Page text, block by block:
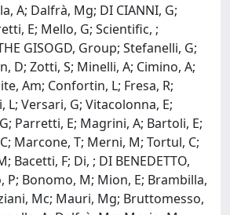
A; Dalfrà, Mg; DI CIANNI, G;
E; Mello, G; Scientific, ;
GISOGD, Group; Stefanelli, G;
D; Zotti, S; Minelli, A; Cimino, A;
Am; Confortin, L; Fresa, R;
L; Versari, G; Vitacolonna, E;
Parretti, E; Magrini, A; Bartoli, E;
Marcone, T; Merni, M; Tortul, C;
Bacetti, F; Di, ; DI BENEDETTO,
P; Bonomo, M; Mion, E; Brambilla,
Mc; Mauri, Mg; Bruttomesso,